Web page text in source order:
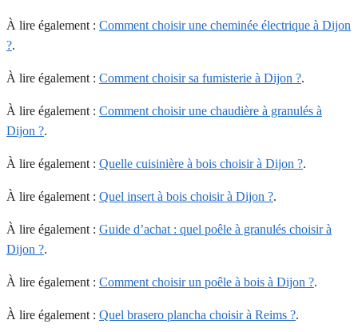
À lire également : Comment choisir une cheminée électrique à Dijon
?.
À lire également : Comment choisir sa fumisterie à Dijon ?.
À lire également : Comment choisir une chaudière à granulés à
Dijon ?.
À lire également : Quelle cuisinière à bois choisir à Dijon ?.
À lire également : Quel insert à bois choisir à Dijon ?.
À lire également : Guide d’achat : quel poêle à granulés choisir à
Dijon ?.
À lire également : Comment choisir un poêle à bois à Dijon ?.
À lire également : Quel brasero plancha choisir à Reims ?.